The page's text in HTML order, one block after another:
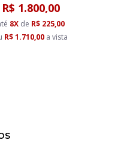
R$ 1.800,00
até 8Xde R$ 225,00
R$ 1.710,00 a vista